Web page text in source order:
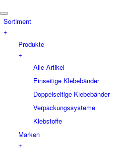
Sortiment
+
Produkte
+
Alle Artikel
Einseitige Klebebänder
Doppelseitige Klebebänder
Verpackungssysteme
Klebstoffe
Marken
+